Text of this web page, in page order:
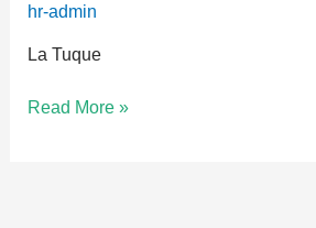
hr-admin
La Tuque
Read More »